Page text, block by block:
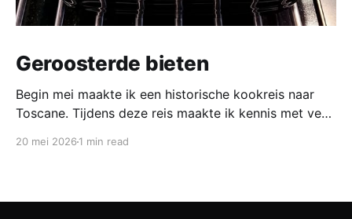
Geroosterde bieten
Begin mei maakte ik een historische kookreis naar
Toscane. Tijdens deze reis maakte ik kennis met veel
20 mei 2026 1 min read